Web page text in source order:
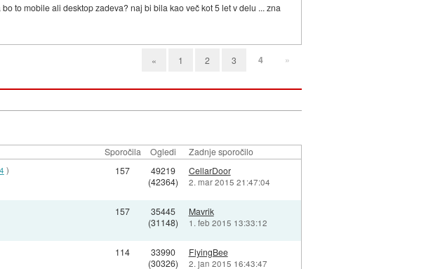
bo to mobile ali desktop zadeva? naj bi bila kao več kot 5 let v delu ... zna
« 1 2 3 4 »
Sporočila Ogledi Zadnje sporočilo
4 )
157
49219
(42364)
CellarDoor
2. mar 2015 21:47:04
157
35445
(31148)
Mavrik
1. feb 2015 13:33:12
114
33990
(30326)
FlyingBee
2. jan 2015 16:43:47